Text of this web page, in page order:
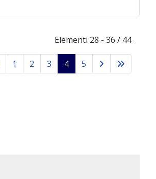
Elementi 28 - 36 / 44
1 2 3 4 5